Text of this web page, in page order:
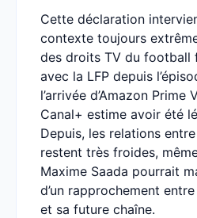
Cette déclaration
contexte toujours
des droits TV du football
avec la LFP depuis
l’arrivée d’Amazon Prime
Canal+ estime avoir été
Depuis, les relations
restent très froides,
Maxime Saada pourrait
d’un rapprochement
et sa future chaîne.